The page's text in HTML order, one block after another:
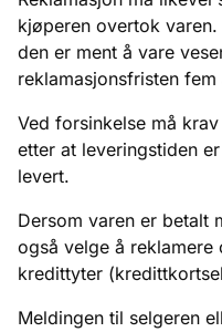
kjøperen overtok
den er ment å vare
reklamasjonsfristen fem
Ved forsinkelse må
etter at leveringstiden
levert.
Dersom varen er betalt
også velge å
kredittyter
Meldingen til selgeren